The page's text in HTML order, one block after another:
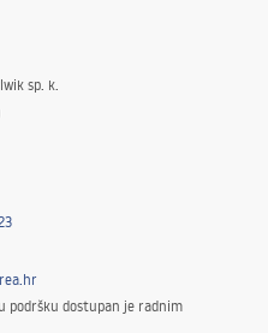
sp. k.
podršku dostupan je radnim